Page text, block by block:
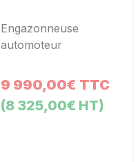
Engazonneuse
automoteur
9 990,00€ TTC
(8 325,00€ HT)